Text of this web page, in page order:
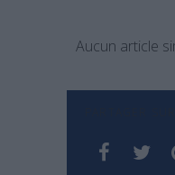
Aucun article